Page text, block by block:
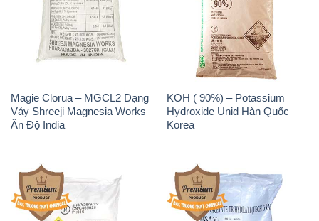
Magie Clorua – MGCL2 Dạng
Vảy Shreeji Magnesia Works
Ấn Độ India
KOH ( 90%) – Potassium
Hydroxide Unid Hàn Quốc